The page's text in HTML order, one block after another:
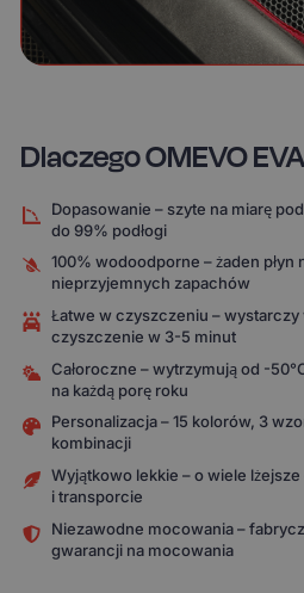
Dlaczego OMEVO
Dopasowanie – szyte na miarę
do 99% podłogi
100% wodoodporne – żaden płyn
nieprzyjemnych zapachów
Łatwe w czyszczeniu – wystarczy
czyszczenie w 3-5 minut
Całoroczne – wytrzymują od -
na każdą porę roku
Personalizacja – 15 kolorów, 3
kombinacji
Wyjątkowo lekkie – o wiele
i transporcie
Niezawodne mocowania –
gwarancji na mocowania